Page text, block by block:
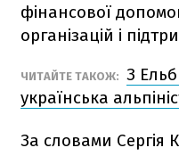
фінансової
організацій і
ЧИТАЙТЕ ТАКОЖ: З
українська
За словами Сергія